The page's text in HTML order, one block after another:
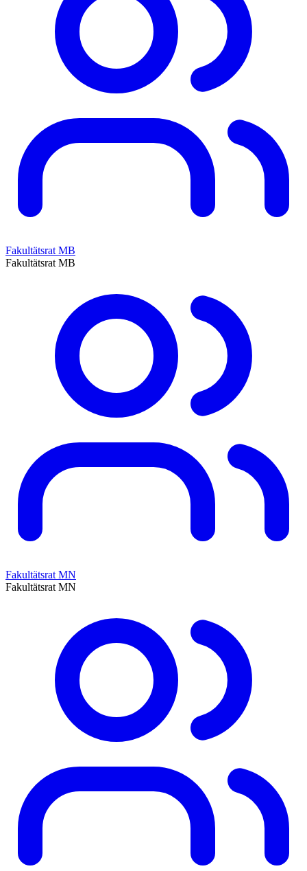
Fakultätsrat MB
Fakultätsrat MB
Fakultätsrat MN
Fakultätsrat MN